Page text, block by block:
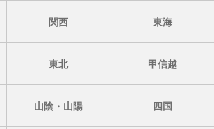
関西 東海
東北 甲信越
山陰・山陽 四国